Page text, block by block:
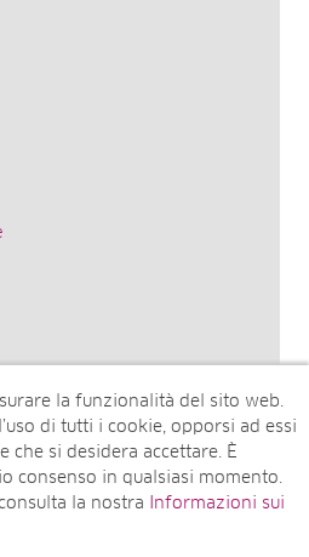
preciosasla funzionalità del sito web.
di tutti i cookie, opporsi ad essi
si desidera accettare. È
consenso in qualsiasi momento.
la nostra
Informazioni sui